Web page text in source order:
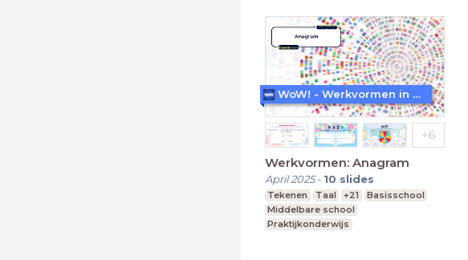
Werkvormen: Anagram
April 2025- 10 slides
Tekenen Taal +21
Basisschool
Middelbare school
Praktijkonderwijs
WoW! - Werkvormen in LessonUp